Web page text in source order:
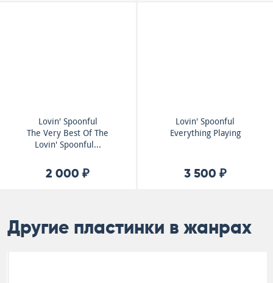
Lovin' Spoonful
The Very Best Of The
Lovin' Spoonful...
2 000 ₽
Lovin' Spoonful
Everything Playing
3 500 ₽
Другие пластинки в жанрах